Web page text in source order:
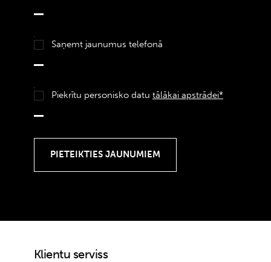
Saņemt jaunumus telefonā
Piekrītu personisko datu tālākai apstrādei*
Klientu serviss